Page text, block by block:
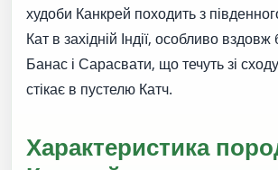
худоби Канкрей походить з
Кат в західній Індії, особливо вздовж
Банас і Сарасвати, що течуть зі сходу
стікає в пустелю Катч.
Характеристика